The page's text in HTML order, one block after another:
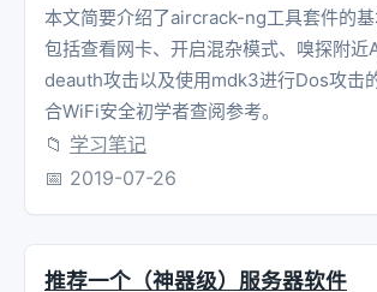
本文简要介绍了aircrack-ng工具套件的基
包括查看网卡、开启混杂模式、嗅探附近
deauth攻击以及使用mdk3进行Dos攻击
合WiFi安全初学者查阅参考。
📁 学习笔记
📅 2019-07-26
推荐一个（神器级）服务器软件